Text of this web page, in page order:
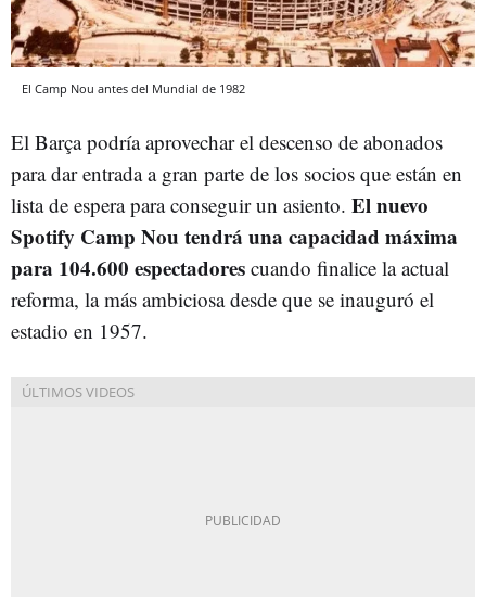
El Camp Nou antes del Mundial de 1982
El Barça podría aprovechar el descenso de abonados
para dar entrada a gran parte de los socios que están en
lista de espera para conseguir un asiento. El nuevo
Spotify Camp Nou tendrá una capacidad máxima
para 104.600 espectadores cuando finalice la actual
reforma, la más ambiciosa desde que se inauguró el
estadio en 1957.